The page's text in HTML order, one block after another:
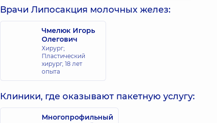
Врачи Липосакция молочных желез:
Чмелюк Игорь
Олегович
Хирург;
Пластический
хирург, 18 лет
опыта
Клиники, где оказывают пакетную услугу:
Многопрофильный